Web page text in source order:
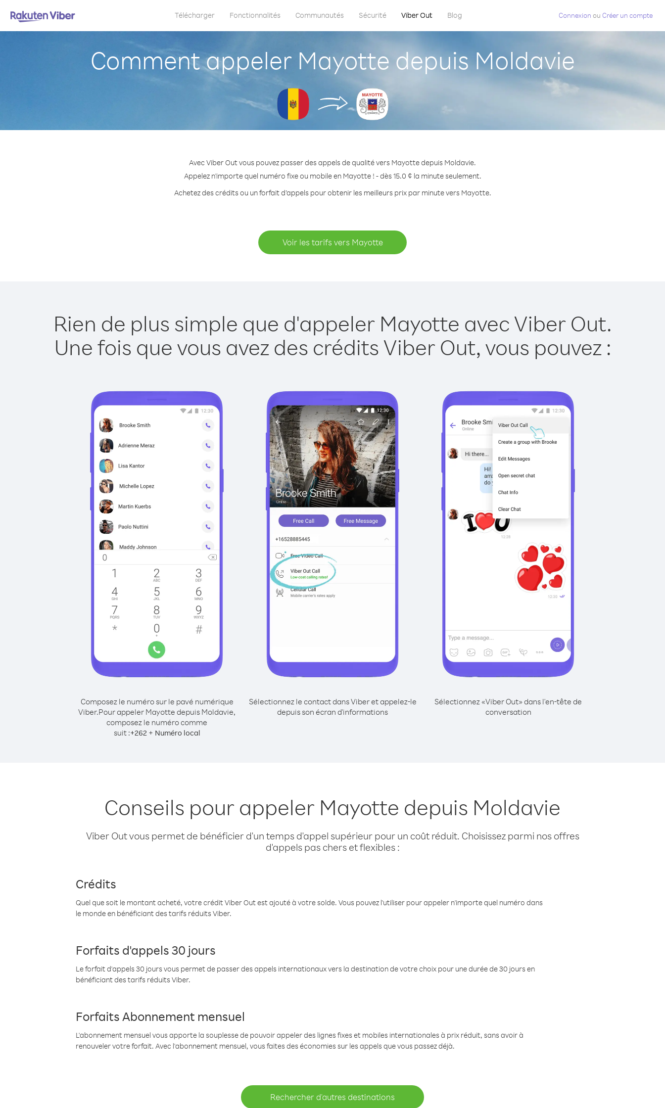
Télécharger Fonctionnalités Communautés Sécurité Viber Out Blog Connexion ou Créer un compte
Comment appeler Mayotte depuis Moldavie
Avec Viber Out vous pouvez passer des appels de qualité vers Mayotte depuis Moldavie.
Appelez n'importe quel numéro fixe ou mobile en Mayotte ! - dès 15.0 ¢ la minute seulement.
Achetez des crédits ou un forfait d’appels pour obtenir les meilleurs prix par minute vers Mayotte.
Voir les tarifs vers Mayotte
Rien de plus simple que d'appeler Mayotte avec Viber Out.
Une fois que vous avez des crédits Viber Out, vous pouvez :
Composez le numéro sur le pavé numérique
Viber.Pour appeler Mayotte depuis Moldavie,
composez le numéro comme
suit :+262+ Numéro local
Sélectionnez le contact dans Viber et appelez-le
depuis son écran d'informations
Sélectionnez «Viber Out» dans l'en-tête de
conversation
Conseils pour appeler Mayotte depuis Moldavie
Viber Out vous permet de bénéficier d'un temps d'appel supérieur pour un coût réduit. Choisissez parmi nos offres
d'appels pas chers et flexibles :
Crédits
Quel que soit le montant acheté, votre crédit Viber Out est ajouté à votre solde. Vous pouvez l'utiliser pour appeler n'importe quel numéro dans
le monde en bénéficiant des tarifs réduits Viber.
Forfaits d'appels 30 jours
Le forfait d'appels 30 jours vous permet de passer des appels internationaux vers la destination de votre choix pour une durée de 30 jours en
bénéficiant des tarifs réduits Viber.
Forfaits Abonnement mensuel
L'abonnement mensuel vous apporte la souplesse de pouvoir appeler des lignes fixes et mobiles internationales à prix réduit, sans avoir à
renouveler votre forfait. Avec l'abonnement mensuel, vous faites des économies sur les appels que vous passez déjà.
Rechercher d'autres destinations